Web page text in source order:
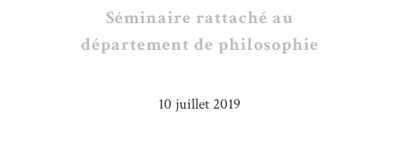
Séminaire rattaché au
département de philosophie
10 juillet 2019